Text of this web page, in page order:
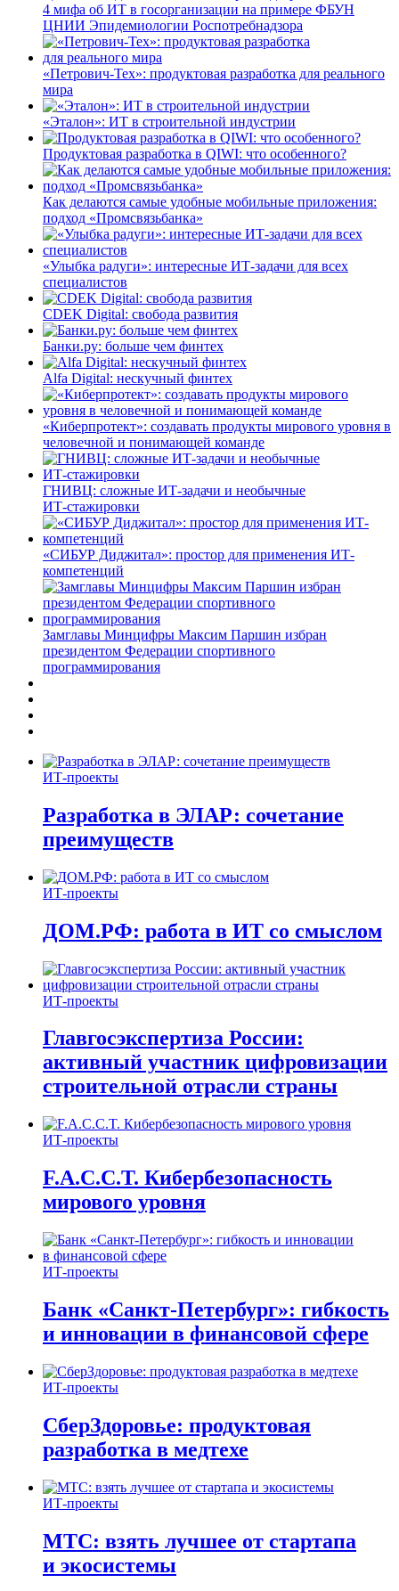
4 мифа об ИТ в госорганизации на примере ФБУН
ЦНИИ Эпидемиологии Роспотребнадзора
«Петрович-Тех»: продуктовая разработка для реального
мира
«Эталон»: ИТ в строительной индустрии
Продуктовая разработка в QIWI: что особенного?
Как делаются самые удобные мобильные приложения:
подход «Промсвязьбанка»
«Улыбка радуги»: интересные ИТ-задачи для всех
специалистов
CDEK Digital: свобода развития
Банки.ру: больше чем финтех
Alfa Digital: нескучный финтех
«Киберпротект»: создавать продукты мирового уровня в
человечной и понимающей команде
ГНИВЦ: сложные ИТ‑задачи и необычные
ИТ‑стажировки
«СИБУР Диджитал»: простор для применения ИТ-
компетенций
Замглавы Минцифры Максим Паршин избран
президентом Федерации спортивного
программирования
ИТ-проекты
Разработка в ЭЛАР: сочетание
преимуществ
ИТ-проекты
ДОМ.РФ: работа в ИТ со смыслом
ИТ-проекты
Главгосэкспертиза России:
активный участник цифровизации
строительной отрасли страны
ИТ-проекты
F.A.C.C.T. Кибербезопасность
мирового уровня
ИТ-проекты
Банк «Санкт-Петербург»: гибкость
и инновации в финансовой сфере
ИТ-проекты
СберЗдоровье: продуктовая
разработка в медтехе
ИТ-проекты
МТС: взять лучшее от стартапа
и экосистемы